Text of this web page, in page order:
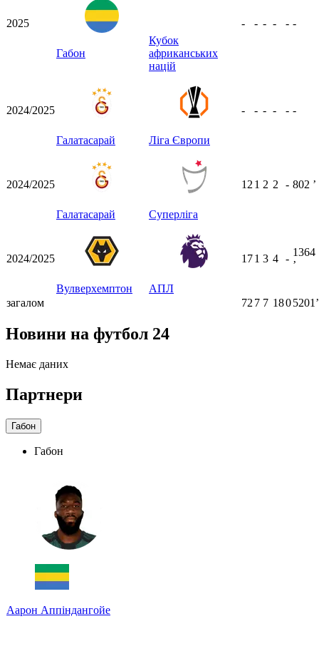
2025
Габон
Кубок
африканських
націй
- - - - - -
2024/2025
Галатасарай Ліга Європи
- - - - - -
2024/2025
Галатасарай Суперліга
12 1 2 2 - 802 ʼ
2024/2025
Вулверхемптон АПЛ
171 3 4 -
1364
ʼ
загалом 72 7 7 1805201ʼ
Новини на футбол 24
Немає даних
Партнери
Габон
Габон
Аарон Аппіндангойе